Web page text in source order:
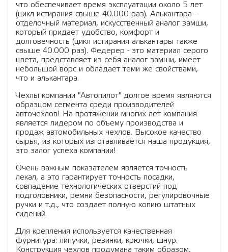
что обеспечивает время эксплуатации около 5 лет
(цикл истирания свыше 40.000 раз). Алькантара -
отделочный материал, искусственный аналог замши,
который придает удобство, комфорт и
долговечность (цикл истирания алькантары также
свыше 40.000 раз). Федерер - это материал серого
цвета, представляет из себя аналог замши, имеет
небольшой ворс и обладает теми же свойствами,
что и алькантара.
Чехлы компании "Автопилот" долгое время являются
образцом сегмента среди производителей
авточехлов! На протяжении многих лет компания
является лидером по объему производства и
продаж автомобильных чехлов. Высокое качество
сырья, из которых изготавливается наша продукция,
это залог успеха компании!
Очень важным показателем является точность
лекал, а это гарантирует точность посадки,
совпадение технологических отверстий под
подголовники, ремни безопасности, регулировочные
ручки и т.д., что создает полную копию штатных
сидений.
Для крепления используется качественная
фурнитура: липучки, резинки, крючки, шнур.
Конструкция чехлов продумана таким образом,